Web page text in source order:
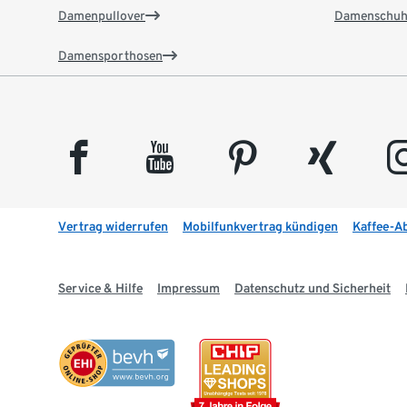
Damenpullover
Damensporthosen
facebook youtube pinterest xing
Vertrag widerrufen Mobilfunkvertrag kündigen Kaffee-
Service & Hilfe Impressum Datenschutz und Sicherheit